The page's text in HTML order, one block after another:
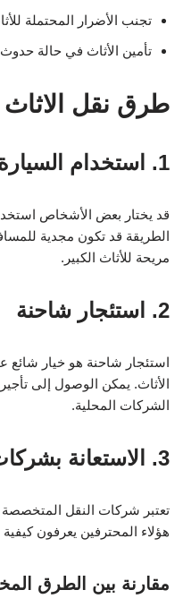
تجنب الأضرار المحتملة
تأمين الأثاث في حالة
طرق نقل الاثاث
1. استخدام السيارة الخاصة
قد يختار بعض الأشخاص
الطريقة قد تكون مجدية
مريحة للأثاث الكبير.
2. استئجار شاحنة
استئجار شاحنة هو خيار شائع
الأثاث. يمكن الوصول إلى
الشركات المحلية.
3. الاستعانة بشركات النقل المتخصصة
تعتبر شركات النقل المتخصصة
هؤلاء المحترفين يعرفون كيفية
مقارنة بين الطرق